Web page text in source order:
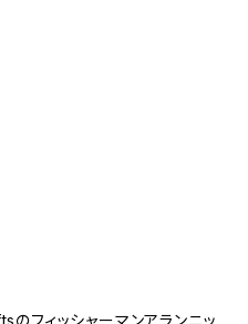
フィッシャーマンアランニッ